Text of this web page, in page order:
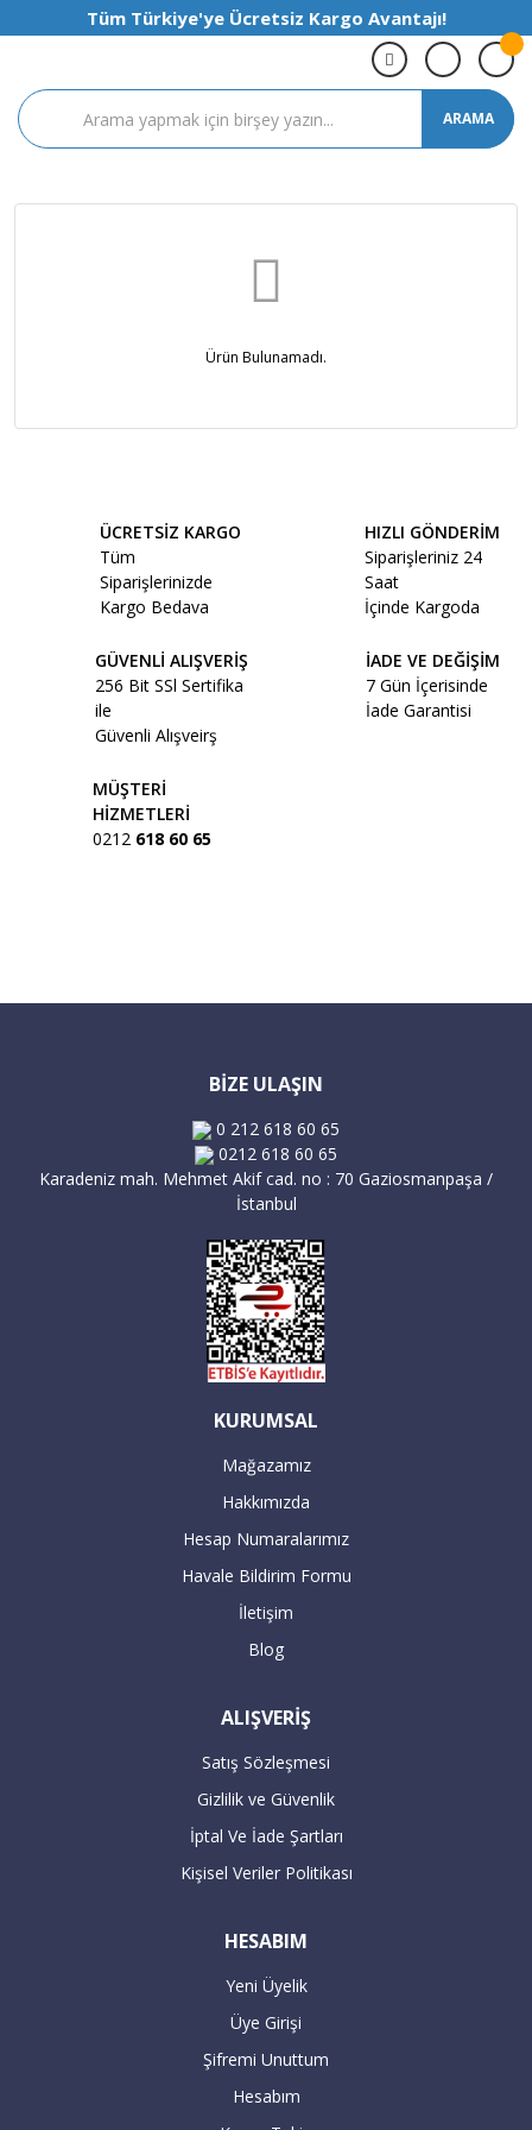
Tüm Türkiye'ye Ücretsiz Kargo Avantajı!
ARAMA
Ürün Bulunamadı.
ÜCRETSİZ KARGO
Tüm
Siparişlerinizde
Kargo Bedava
HIZLI GÖNDERİM
Siparişleriniz 24
Saat
İçinde Kargoda
GÜVENLİ ALIŞVERİŞ
256 Bit SSl Sertifika
ile
Güvenli Alışveirş
İADE VE DEĞİŞİM
7 Gün İçerisinde
İade Garantisi
MÜŞTERİ
HİZMETLERİ
0212 618 60 65
BİZE ULAŞIN
0 212 618 60 65
0212 618 60 65
Karadeniz mah. Mehmet Akif cad. no : 70 Gaziosmanpaşa /
İstanbul
KURUMSAL
Mağazamız
Hakkımızda
Hesap Numaralarımız
Havale Bildirim Formu
İletişim
Blog
ALIŞVERİŞ
Satış Sözleşmesi
Gizlilik ve Güvenlik
İptal Ve İade Şartları
Kişisel Veriler Politikası
HESABIM
Yeni Üyelik
Üye Girişi
Şifremi Unuttum
Hesabım